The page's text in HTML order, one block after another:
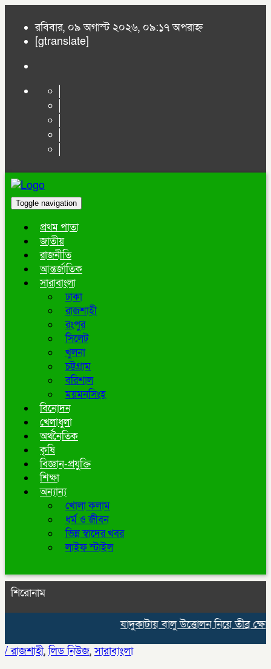
রবিবার, ০৯ অগাস্ট ২০২৬, ০৯:১৭ অপরাহ্ন
[gtranslate]
Toggle navigation
প্রথম পাতা
জাতীয়
রাজনীতি
আন্তর্জাতিক
সারাবাংলা
ঢাকা
রাজশাহী
রংপুর
সিলেট
খুলনা
চট্টগ্রাম
বরিশাল
ময়মনসিংহ
বিনোদন
খেলাধুলা
অর্থনৈতিক
কৃষি
বিজ্ঞান-প্রযুক্তি
শিক্ষা
অন্যান্য
খোলা কলাম
ধর্ম ও জীবন
ভিন্ন স্বাদের খবর
লাইফ স্টাইল
শিরোনাম
যাদুকাটায় বালু উত্তোলন নিয়ে তীব্র ক্ষোভ,
/রাজশাহী,লিড নিউজ,সারাবাংলা